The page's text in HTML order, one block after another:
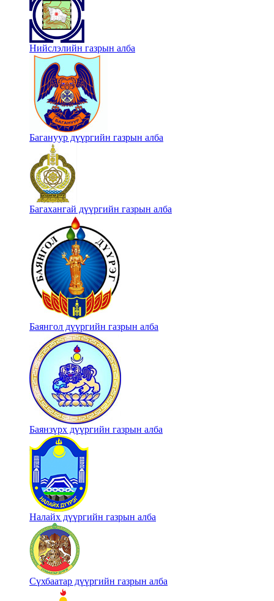
Нийслэлийн газрын алба
Багануур дүүргийн газрын алба
Багахангай дүүргийн газрын алба
Баянгол дүүргийн газрын алба
Баянзүрх дүүргийн газрын алба
Налайх дүүргийн газрын алба
Сүхбаатар дүүргийн газрын алба